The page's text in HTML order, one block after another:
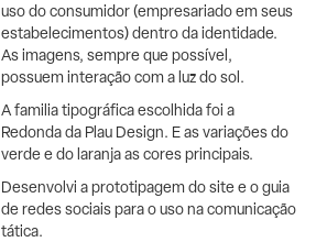
uso do consumidor (empresariado em seus
estabelecimentos) dentro da identidade.
As imagens, sempre que possível,
possuem interação com a luz do sol.
A familia tipográfica escolhida foi a
Redonda da Plau Design. E as variações do
verde e do laranja as cores principais.
Desenvolvi a prototipagem do site e o guia
de redes sociais para o uso na comunicação
tática.